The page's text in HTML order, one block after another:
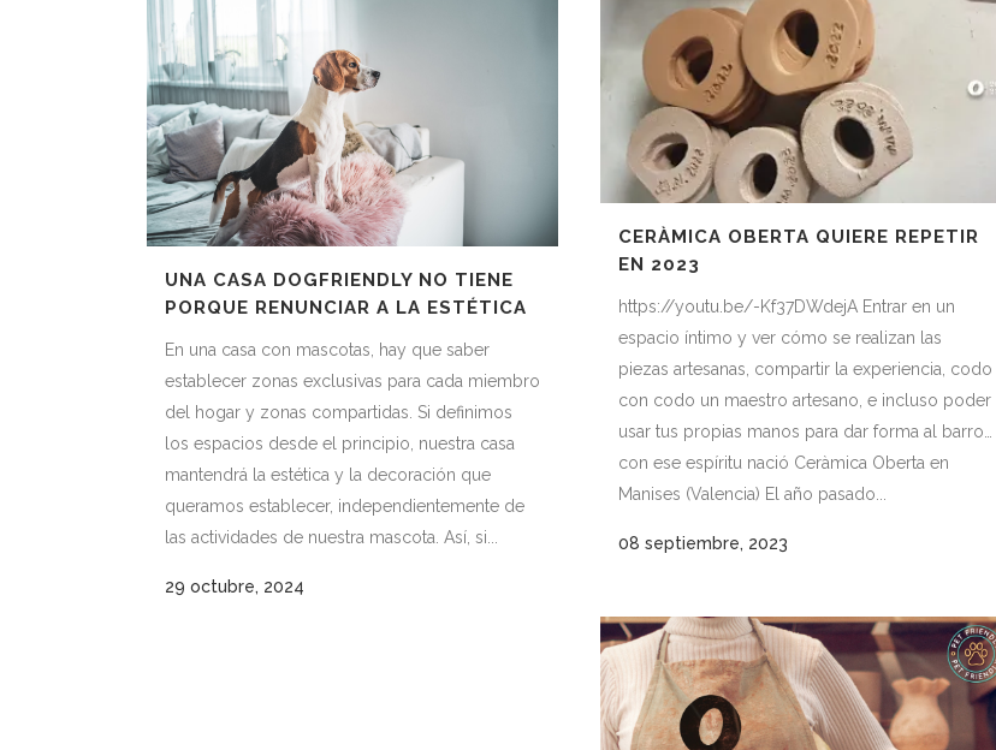
UNA CASA DOGFRIENDLY NO TIENE
PORQUE RENUNCIAR A LA ESTÉTICA
En una casa con mascotas, hay que saber
establecer zonas exclusivas para cada miembro
del hogar y zonas compartidas. Si definimos
los espacios desde el principio, nuestra casa
mantendrá la estética y la decoración que
queramos establecer, independientemente de
las actividades de nuestra mascota. Así, si...
29 octubre, 2024
CERÀMICA OBERTA QUIERE REPETIR
EN 2023
https://youtu.be/-Kf37DWdejA Entrar en un
espacio íntimo y ver cómo se realizan las
piezas artesanas, compartir la experiencia, codo
con codo un maestro artesano, e incluso poder
usar tus propias manos para dar forma al barro…
con ese espíritu nació Ceràmica Oberta en
Manises (Valencia) El año pasado...
08 septiembre, 2023